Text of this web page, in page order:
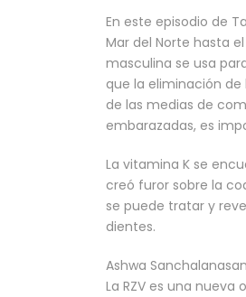
En este episodio de
Mar del Norte hasta
masculina se usa
que la eliminación
de las medias de
embarazadas, es
La vitamina K se
creó furor sobre la
se puede tratar y
dientes.
Ashwa
La RZV es una